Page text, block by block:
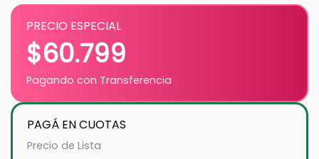
PRECIO ESPECIAL
$60.799
Pagando con Transferencia
PAGÁ EN CUOTAS
Precio de Lista